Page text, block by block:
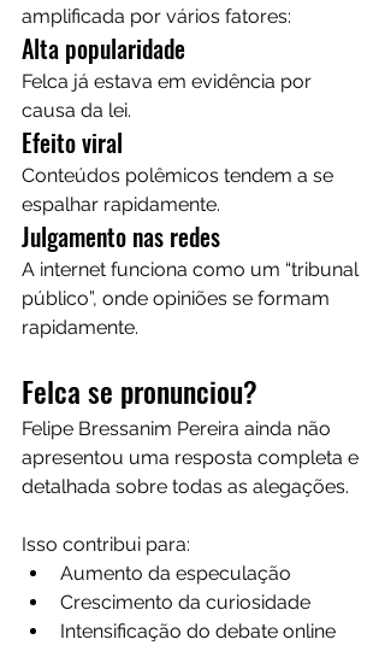
amplificada por vários fatores:
Alta popularidade
Felca já estava em evidência por
causa da lei.
Efeito viral
Conteúdos polêmicos tendem a se
espalhar rapidamente.
Julgamento nas redes
A internet funciona como um “tribunal
público”, onde opiniões se formam
rapidamente.
Felca se pronunciou?
Felipe Bressanim Pereira ainda não
apresentou uma resposta completa e
detalhada sobre todas as alegações.
Isso contribui para:
Aumento da especulação
Crescimento da curiosidade
Intensificação do debate online